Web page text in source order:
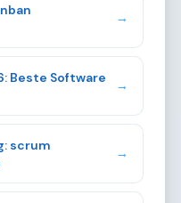
→
Beste Software
→
scrum
→